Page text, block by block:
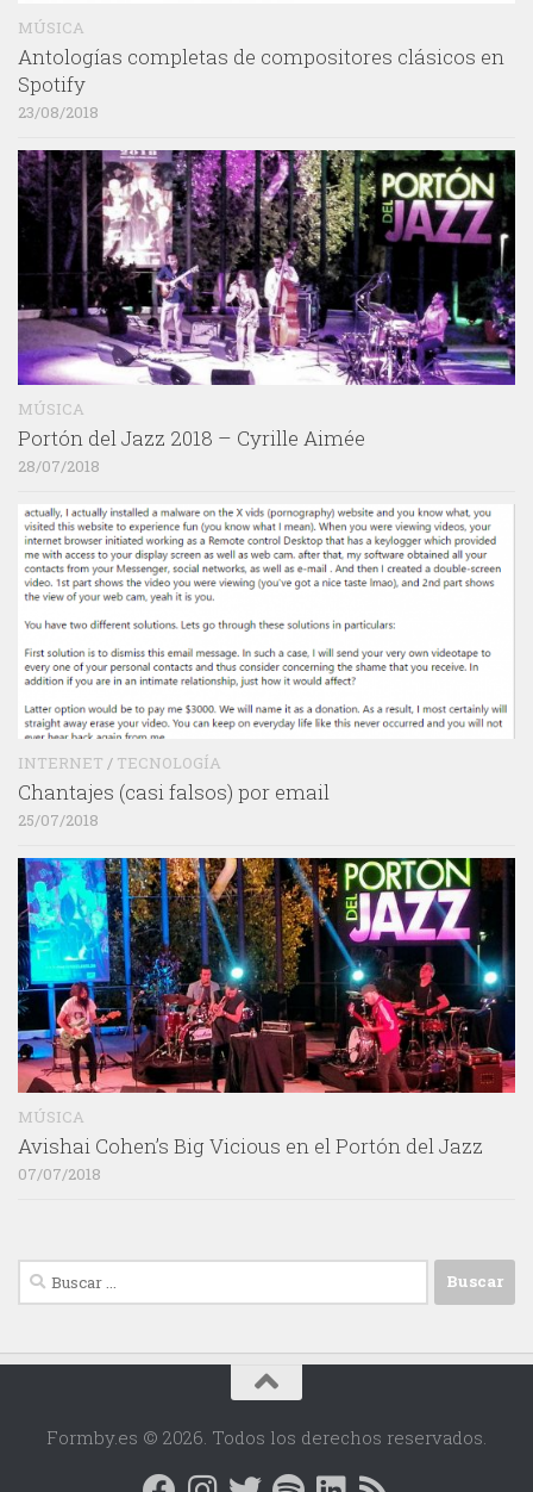
MÚSICA
Antologías completas de compositores clásicos en
Spotify
23/08/2018
MÚSICA
Portón del Jazz 2018 – Cyrille Aimée
28/07/2018
INTERNET / TECNOLOGÍA
Chantajes (casi falsos) por email
25/07/2018
MÚSICA
Avishai Cohen’s Big Vicious en el Portón del Jazz
07/07/2018
Buscar:
Formby.es © 2026. Todos los derechos reservados.